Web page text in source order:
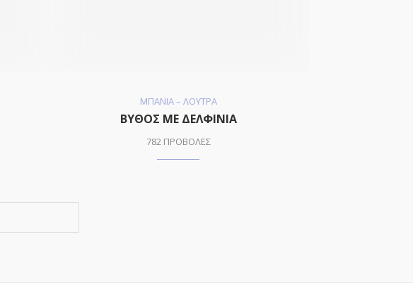
ΜΠΑΝΙΑ – ΛΟΥΤΡΑ
ΒΥΘΟΣ ΜΕ ΔΕΛΦΙΝΙΑ
782 ΠΡΟΒΟΛΕΣ